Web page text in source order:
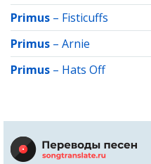
Primus – Fisticuffs
Primus – Arnie
Primus – Hats Off